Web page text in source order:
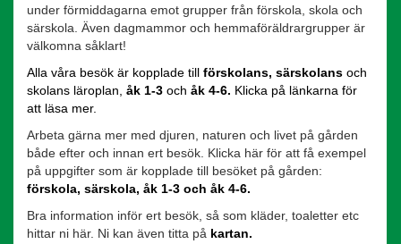
under förmiddagarna emot grupper från förskola, skola och
särskola. Även dagmammor och hemmaföräldrargrupper är
välkomna såklart!
Alla våra besök är kopplade till förskolans, särskolans och
skolans läroplan, åk 1-3 och åk 4-6. Klicka på länkarna för
att läsa mer.
Arbeta gärna mer med djuren, naturen och livet på gården
både efter och innan ert besök. Klicka här för att få exempel
på uppgifter som är kopplade till besöket på gården:
förskola, särskola, åk 1-3 och åk 4-6.
Bra information inför ert besök, så som kläder, toaletter etc
hittar ni här. Ni kan även titta på kartan.